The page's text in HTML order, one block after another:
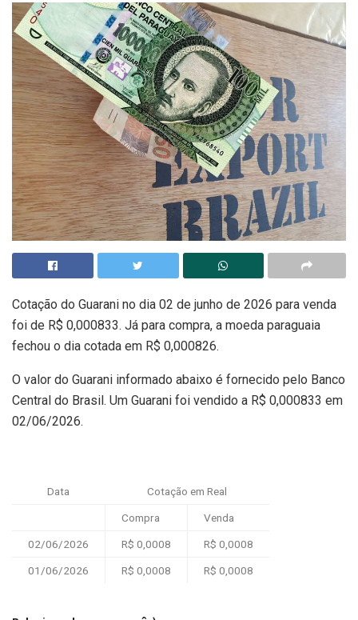
Cotação do Guarani no dia 02 de junho de 2026 para venda
foi de R$ 0,000833. Já para compra, a moeda paraguaia
fechou o dia cotada em R$ 0,000826.
O valor do Guarani informado abaixo é fornecido pelo Banco
Central do Brasil. Um Guarani foi vendido a R$ 0,000833 em
02/06/2026.
Data Cotação em Real
Compra Venda
02/06/2026 R$ 0,0008 R$ 0,0008
01/06/2026 R$ 0,0008 R$ 0,0008